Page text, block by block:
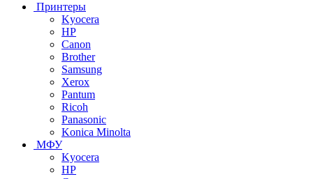
Принтеры
Kyocera
HP
Canon
Brother
Samsung
Xerox
Pantum
Ricoh
Panasonic
Konica Minolta
МФУ
Kyocera
HP